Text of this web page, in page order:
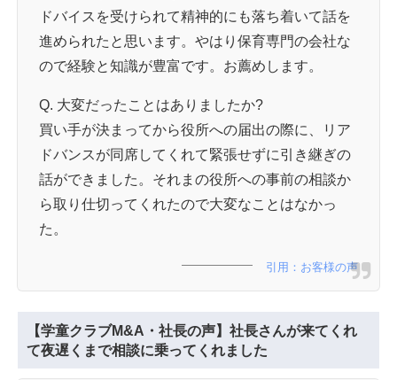
ドバイスを受けられて精神的にも落ち着いて話を
進められたと思います。やはり保育専門の会社な
ので経験と知識が豊富です。お薦めします。
Q. 大変だったことはありましたか?
買い手が決まってから役所への届出の際に、リア
ドバンスが同席してくれて緊張せずに引き継ぎの
話ができました。それまの役所への事前の相談か
ら取り仕切ってくれたので大変なことはなかっ
た。
引用：お客様の声
【学童クラブM&A・社長の声】社長さんが来てくれ
て夜遅くまで相談に乗ってくれました